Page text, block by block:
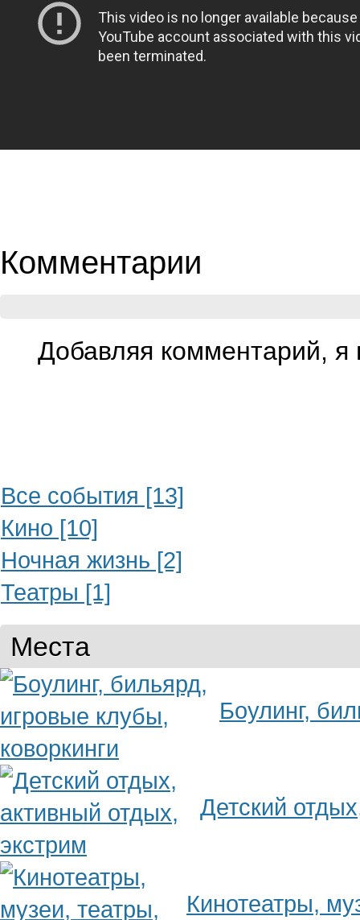
Комментарии
Добавляя комментарий, я
Все события [13]
Кино [10]
Ночная жизнь [2]
Театры [1]
Места
Боулинг,
Детский
Кинотеатры,